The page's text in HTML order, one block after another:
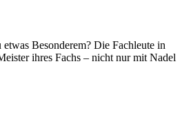
Besonderem? Die Fachleute in
ihres Fachs – nicht nur mit Nadel